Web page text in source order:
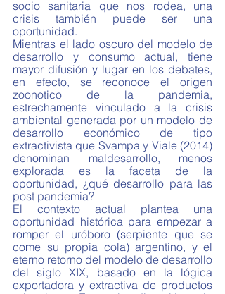
socio sanitaria que nos rodea, una
crisis también puede ser una
oportunidad.
Mientras el lado oscuro del modelo de
desarrollo y consumo actual, tiene
mayor difusión y lugar en los debates,
en efecto, se reconoce el origen
zoonotico de la pandemia,
estrechamente vinculado a la crisis
ambiental generada por un modelo de
desarrollo económico de tipo
extractivista que Svampa y Viale (2014)
denominan maldesarrollo, menos
explorada es la faceta de la
oportunidad, ¿qué desarrollo para las
post pandemia?
El contexto actual plantea una
oportunidad histórica para empezar a
romper el uróboro (serpiente que se
come su propia cola) argentino, y el
eterno retorno del modelo de desarrollo
del siglo XIX, basado en la lógica
exportadora y extractiva de productos